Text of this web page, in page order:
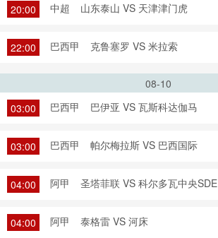
20:00 中超 山东泰山 VS 天津津门虎
22:00 巴西甲 克鲁塞罗 VS 米拉索
08-10
03:00
巴西甲 巴伊亚 VS 瓦斯科达伽马
03:00 巴西甲 帕尔梅拉斯 VS 巴西国际
04:00 阿甲 圣塔菲联 VS 科尔多瓦中央SDE
04:00 阿甲 泰格雷 VS 河床